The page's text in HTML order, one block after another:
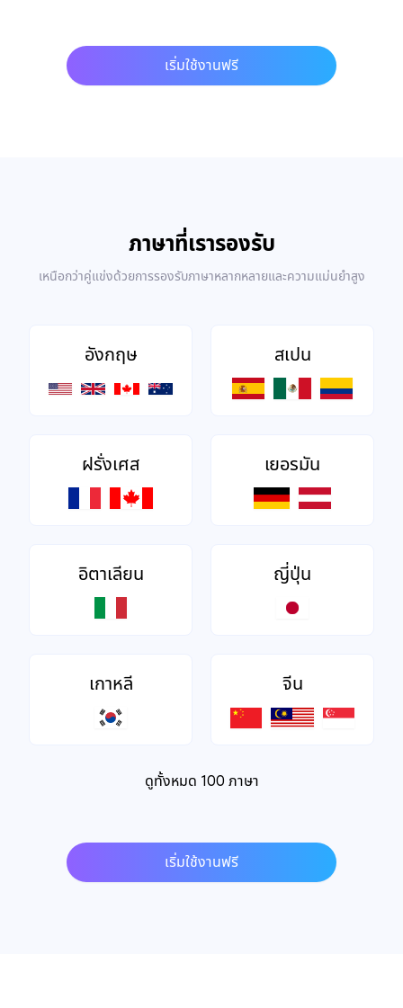
เริ่มใช้งานฟรี
ภาษาที่เรารองรับ
เหนือกว่าคู่แข่งด้วยการรองรับภาษาหลากหลายและความแม่นยำสูง
อังกฤษ สเปน
ฝรั่งเศส เยอรมัน
อิตาเลียน ญี่ปุ่น
เกาหลี จีน
ดูทั้งหมด 100 ภาษา
เริ่มใช้งานฟรี